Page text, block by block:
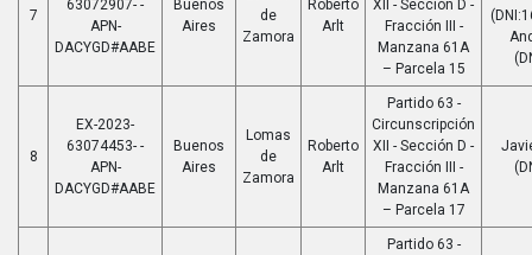
7
63072907- -
APN-
DACYGD#AABE
Buenos
Aires
de
Zamora
Roberto
Arlt
XII - Sección D -
Fracción III -
Manzana 61A
– Parcela 15
8
EX-2023-
63074453- -
APN-
DACYGD#AABE
Buenos
Aires
Lomas
de
Zamora
Roberto
Arlt
Partido 63 -
Circunscripción
XII - Sección D -
Fracción III -
Manzana 61A
– Parcela 17
Partido 63 -